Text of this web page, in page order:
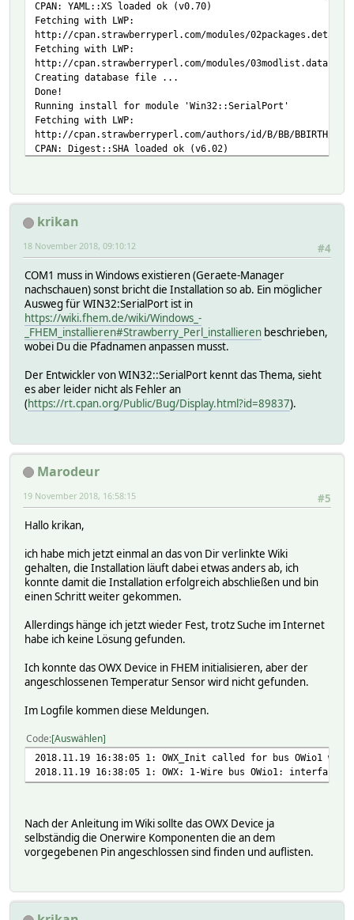
CPAN: YAML::XS loaded ok (v0.70)
Fetching with LWP:
http://cpan.strawberryperl.com/modules/
Fetching with LWP:
http://cpan.strawberryperl.com/modules/03modlist.data.gz
Creating database file ...
Done!
Running install for module 'Win32::SerialPort'
Fetching with LWP:
http://cpan.strawberryperl.com/authors/id/B/BB/BBIRTH/
CPAN: Digest::SHA loaded ok (v6.02)
Checksum for
CPAN: Archive::Tar loaded ok (v2.30)
CPAN: Parse::CPAN::Meta loaded ok (v2.150010)
CPAN: CPAN::Meta loaded ok (v2.150010)
CPAN: Module::CoreList loaded ok (v5.20180622)
Configuring B/BB/BBIRTH/Win32-SerialPort-0.22.tar.gz
Das System kann die angegebene Datei nicht finden.
Device COM1 does not appear to exist. Testing impossible
No 'Makefile' created BBIRTH/Win32-SerialPort-
c:\FHEM\perl\bin\perl.exe Makefile.PL -- NOT OK
krikan
#4
18 November 2018, 09:10:12
COM1 muss in Windows existieren (Geraete-Manager
nachschauen) sonst bricht die Installation so ab. Ein möglicher
Ausweg für WIN32:SerialPort ist in
https://wiki.fhem.de/wiki/Windows_-
_FHEM_installieren#Strawberry_Perl_installieren beschrieben,
wobei Du die Pfadnamen anpassen musst.
Der Entwickler von WIN32::SerialPort kennt das Thema, sieht
es aber leider nicht als Fehler an
(https://rt.cpan.org/Public/Bug/Display.html?id=89837).
Marodeur
#5
19 November 2018, 16:58:15
Hallo krikan,
ich habe mich jetzt einmal an das von Dir verlinkte Wiki
gehalten, die Installation läuft dabei etwas anders ab, ich
konnte damit die Installation erfolgreich abschließen und bin
einen Schritt weiter gekommen.
Allerdings hänge ich jetzt wieder Fest, trotz Suche im Internet
habe ich keine Lösung gefunden.
Ich konnte das OWX Device in FHEM initialisieren, aber der
angeschlossenen Temperatur Sensor wird nicht gefunden.
Im Logfile kommen diese Meldungen.
Code Auswählen
2018.11.19 16:38:05 1: OWX_Init called for bus OWio1
2018.11.19 16:38:05 1: OWX: 1-Wire bus OWio1: interface
Nach der Anleitung im Wiki sollte das OWX Device ja
selbständig die Onerwire Komponenten die an dem
vorgegebenen Pin angeschlossen sind finden und auflisten.